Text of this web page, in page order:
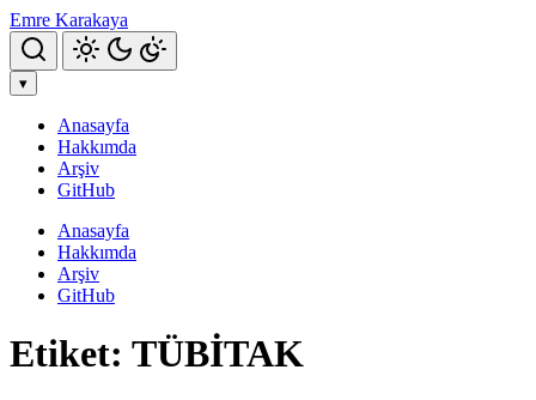
Emre Karakaya
Aramayı Aç
▾
Anasayfa
Hakkımda
Arşiv
GitHub
Anasayfa
Hakkımda
Arşiv
GitHub
Etiket: TÜBİTAK